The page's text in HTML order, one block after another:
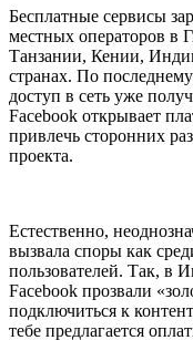
Бесплатные сервисы
местных операторов в
Танзании, Кении,
странах. По
доступ в сеть уже
Facebook открывает
привлечь сторонних
проекта.
Естественно,
вызвала споры как
пользователей. Так, в
Facebook прозвали
подключиться к
тебе предлагается